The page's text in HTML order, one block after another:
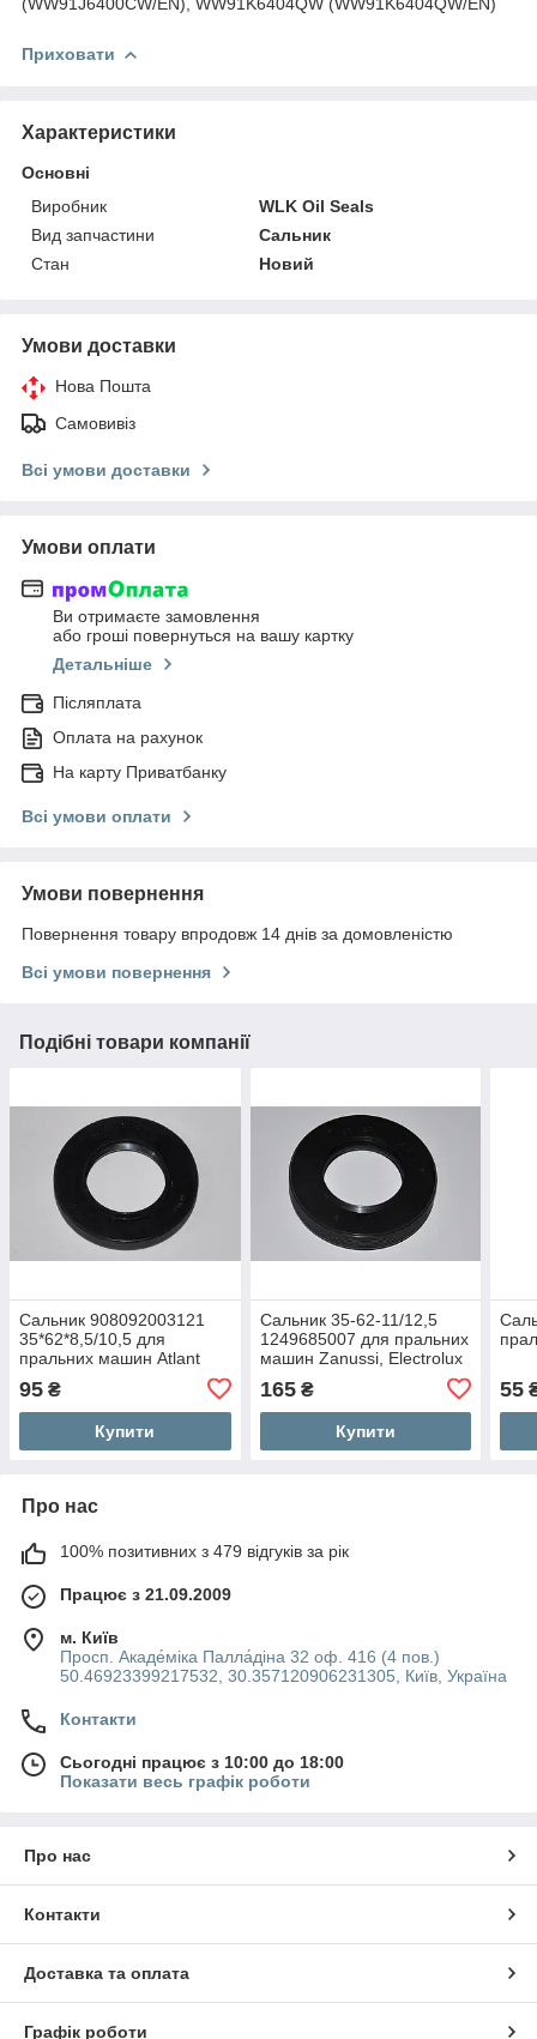
Приховати
Характеристики
Основні
Виробник
WLK Oil Seals
Вид запчастини
Сальник
Стан
Новий
Умови доставки
Нова Пошта
Самовивіз
Всі умови доставки
Умови оплати
Ви отримаєте замовлення
або гроші повернуться на вашу картку
Детальніше
Післяплата
Оплата на рахунок
На карту Приватбанку
Всі умови оплати
Умови повернення
Повернення товару впродовж 14 днів за домовленістю
Всі умови повернення
Подібні товари компанії
Сальник 908092003121
35*62*8,5/10,5 для
пральних машин Atlant
95 ₴
Купити
Сальник 35-62-11/12,5
1249685007 для пральних
машин Zanussi, Electrolux
165₴
Купити
55
Про нас
100% позитивних з 479 відгуків за рік
Працює з 21.09.2009
м. Київ
Просп. Акаде́міка Палла́діна 32 оф. 416 (4 пов.)
50.46923399217532, 30.357120906231305, Київ, Україна
Контакти
Сьогодні працює з 10:00 до 18:00
Показати весь графік роботи
Про нас
Контакти
Доставка та оплата
Графік роботи